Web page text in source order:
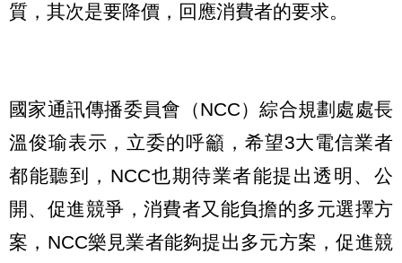
質，其次是要降價，回應消費者的要求。
國家通訊傳播委員會（NCC）綜合規劃處處長
溫俊瑜表示，立委的呼籲，希望3大電信業者
都能聽到，NCC也期待業者能提出透明、公
開、促進競爭，消費者又能負擔的多元選擇方
案，NCC樂見業者能夠提出多元方案，促進競